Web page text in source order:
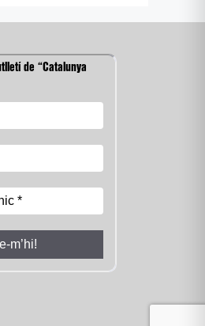
de “Catalunya